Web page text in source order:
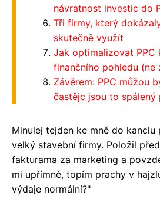
návratnost investic do
Tři firmy, který
skutečně využít
Jak optimalizovat PPC
finančního pohledu (ne
Závěrem: PPC můžou
častějc jsou to spálený
Minulej tejden ke mně do
velký stavební firmy. Položil
fakturama za marketing a
mi upřímně, topím prachy v
výdaje normální?"